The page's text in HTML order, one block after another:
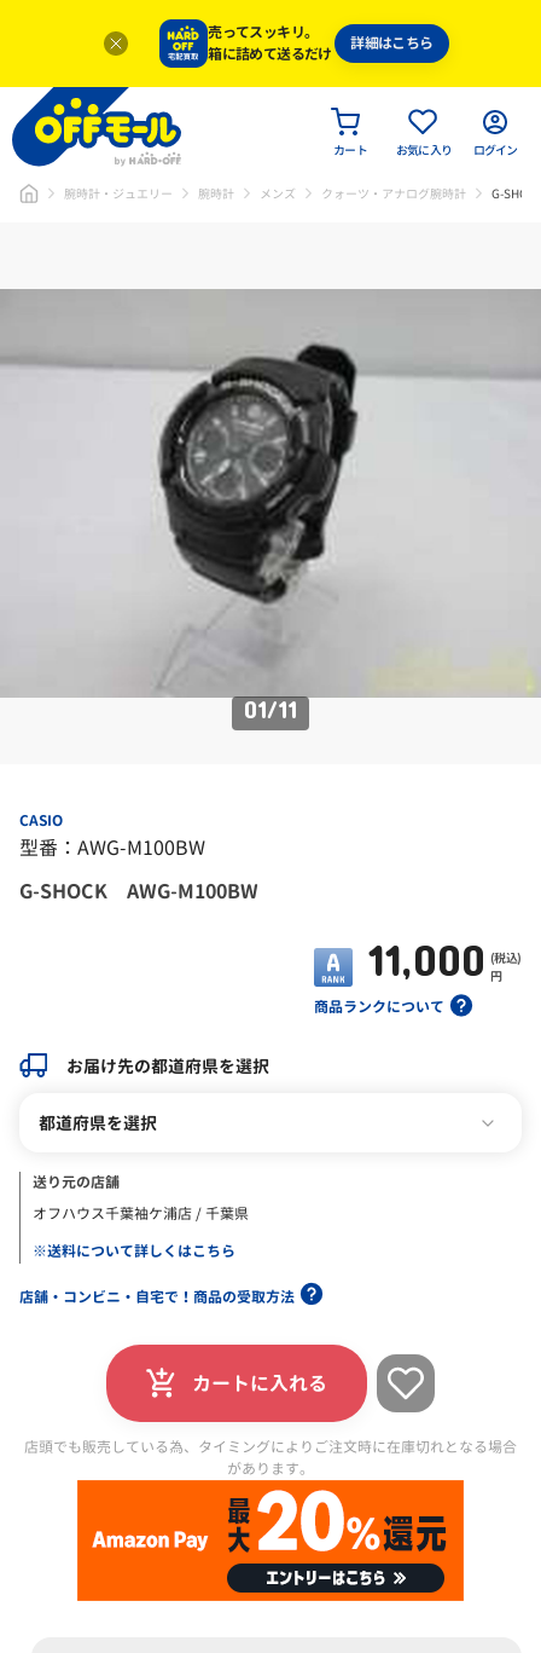
売ってスッキリ。
箱に詰めて送るだけ
詳細はこちら
カート お気に入り ログイン
腕時計・ジュエリー 腕時計 メンズ クォーツ・アナログ腕時計 G-
01/11
CASIO
型番：AWG-M100BW
G-SHOCK AWG-M100BW
商品ランクについて
11,000 (税込)
円
お届け先の都道府県を選択
都道府県を選択
送り元の店舗
オフハウス千葉袖ケ浦店 / 千葉県
※送料について詳しくはこちら
店舗・コンビニ・自宅で！商品の受取方法
カートに入れる
店頭でも販売している為、タイミングによりご注文時に在庫切れとなる場合
があります。